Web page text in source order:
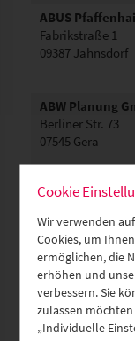
ABUS
Fabrikstraße 1
09387 Jahnsdorf
ABW Planung
Berliner Str. 73
07545 Gera
ABX advanced
compounds -
GmbH
Heinrich-Gläser-
01454 Radeberg
Academium
Cookie
Wir verwenden
Cookies, um
ermöglichen, die
erhöhen und
verbessern. Sie
zulassen
„Individuelle